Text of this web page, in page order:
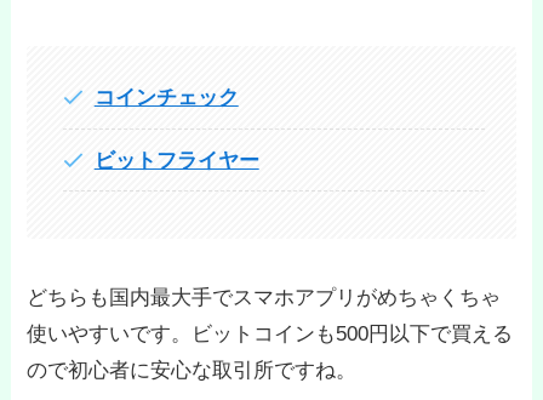
コインチェック
ビットフライヤー
どちらも国内最大手でスマホアプリがめちゃくちゃ
使いやすいです。ビットコインも500円以下で買える
ので初心者に安心な取引所ですね。